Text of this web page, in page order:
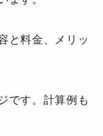
料金、メリッ
です。計算例も